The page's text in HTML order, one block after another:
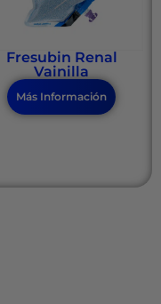
Fresubin Renal
Vainilla
Más Información